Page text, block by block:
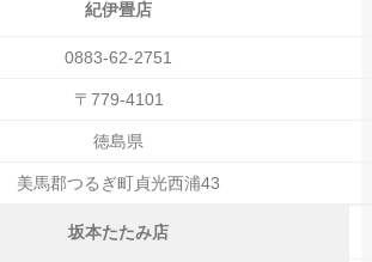
紀伊畳店
0883-62-2751
〒779-4101
徳島県
美馬郡つるぎ町貞光西浦43
坂本たたみ店